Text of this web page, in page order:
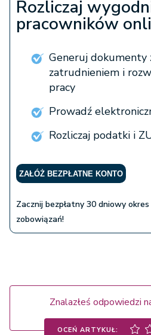
Rozliczaj
pracowników
Generuj dokumenty
zatrudnieniem i
pracy
Prowadź
Rozliczaj podatki i
ZAŁÓŻ BEZPŁATNE KONTO
Zacznij bezpłatny 30 dniowy
zobowiązań!
Znalazłeś odpowiedzi
OCEŃ ARTYKUŁ: